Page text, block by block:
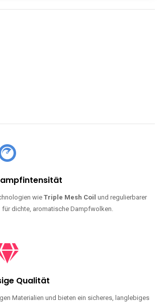
wieTriple Mesh Coil und regulierbarer
dichte, aromatische Dampfwolken.
Qualität
Materialien und bieten ein sicheres, langlebiges